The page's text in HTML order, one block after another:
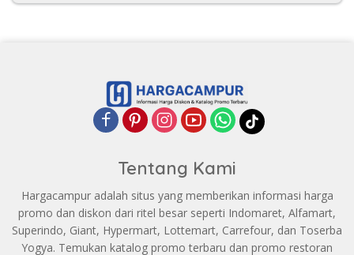
Tentang Kami
Hargacampur adalah situs yang memberikan informasi harga
promo dan diskon dari ritel besar seperti Indomaret, Alfamart,
Superindo, Giant, Hypermart, Lottemart, Carrefour, dan Toserba
Yogya. Temukan katalog promo terbaru dan promo restoran